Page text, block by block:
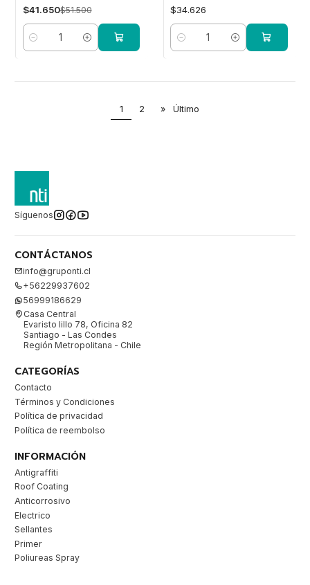
$41.650$51.500
Cantidad
$34.626
Cantidad
1 2 » Último
Síguenos
CONTÁCTANOS
info@gruponti.cl
+56229937602
56999186629
Casa Central
Evaristo lillo 78, Oficina 82
Santiago - Las Condes
Región Metropolitana - Chile
CATEGORÍAS
Contacto
Términos y Condiciones
Política de privacidad
Política de reembolso
INFORMACIÓN
Antigraffiti
Roof Coating
Anticorrosivo
Electrico
Sellantes
Primer
Poliureas Spray